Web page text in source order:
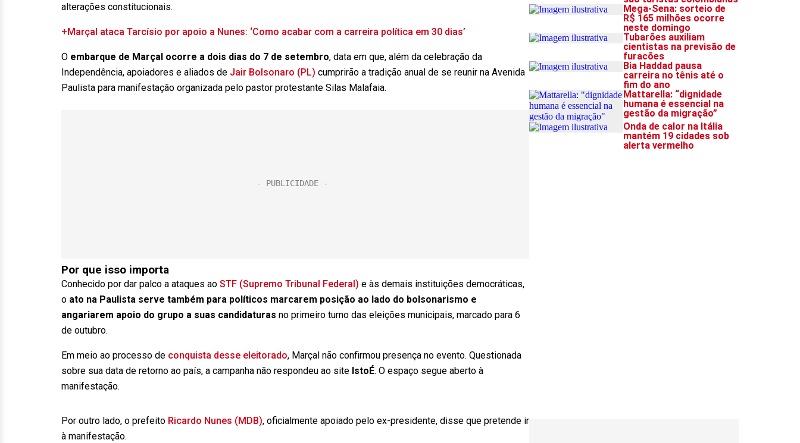
alterações constitucionais.
+Marçal ataca Tarcísio por apoio a Nunes: ‘Como acabar com a carreira política em 30 dias’
O embarque de Marçal ocorre a dois dias do 7 de setembro, data em que, além da celebração da
Independência, apoiadores e aliados de Jair Bolsonaro (PL) cumprirão a tradição anual de se reunir na Avenida
Paulista para manifestação organizada pelo pastor protestante Silas Malafaia.
Por que isso importa
Conhecido por dar palco a ataques ao STF (Supremo Tribunal Federal) e às demais instituições democráticas,
o ato na Paulista serve também para políticos marcarem posição ao lado do bolsonarismo e
angariarem apoio do grupo a suas candidaturas no primeiro turno das eleições municipais, marcado para 6
de outubro.
Em meio ao processo de conquista desse eleitorado, Marçal não confirmou presença no evento. Questionada
sobre sua data de retorno ao país, a campanha não respondeu ao site IstoÉ. O espaço segue aberto à
manifestação.
Por outro lado, o prefeito Ricardo Nunes (MDB), oficialmente apoiado pelo ex-presidente, disse que pretende ir
à manifestação.